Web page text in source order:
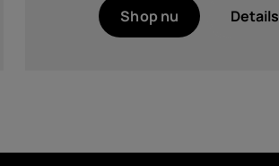
Shop nu Details